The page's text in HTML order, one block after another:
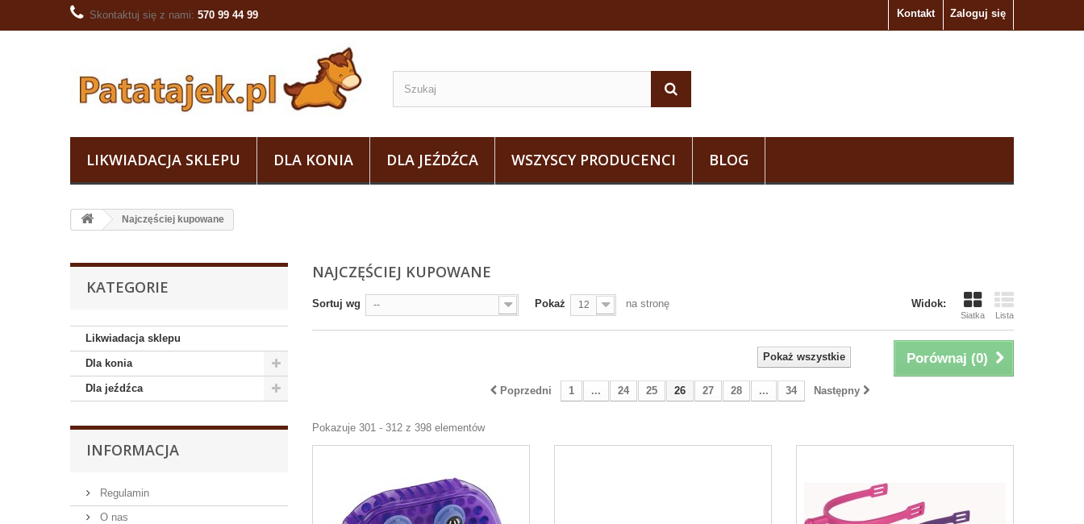
Zaloguj się
Kontakt
Skontaktuj się z nami: 570 99 44 99
LIKWIADACJA SKLEPU DLA KONIA DLA JEŹDŹCA WSZYSCY PRODUCENCI BLOG
Najczęściej kupowane
KATEGORIE
Likwiadacja sklepu
Dla konia
Dla jeźdźca
INFORMACJA
Regulamin
O nas
NAJCZĘŚCIEJ KUPOWANE
Widok:
Siatka Lista
Sortuj wg -- Pokaż 12 na stronę
Porównaj (0)
Pokaż wszystkie
Poprzedni 1 ... 24 25 26 27 28 ... 34 Następny
Pokazuje 301 - 312 z 398 elementów